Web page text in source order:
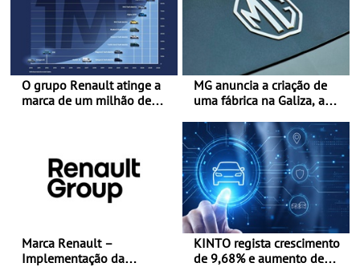
O grupo Renault atinge a
marca de um milhão de
MG anuncia a criação de
uma fábrica na Galiza, a
Continental - O início da
produção está previsto
para 2028, com uma
capacidade anual de até
120.000 veículos
Marca Renault –
Implementação da
KINTO regista crescimento
de 9,68% e aumento de